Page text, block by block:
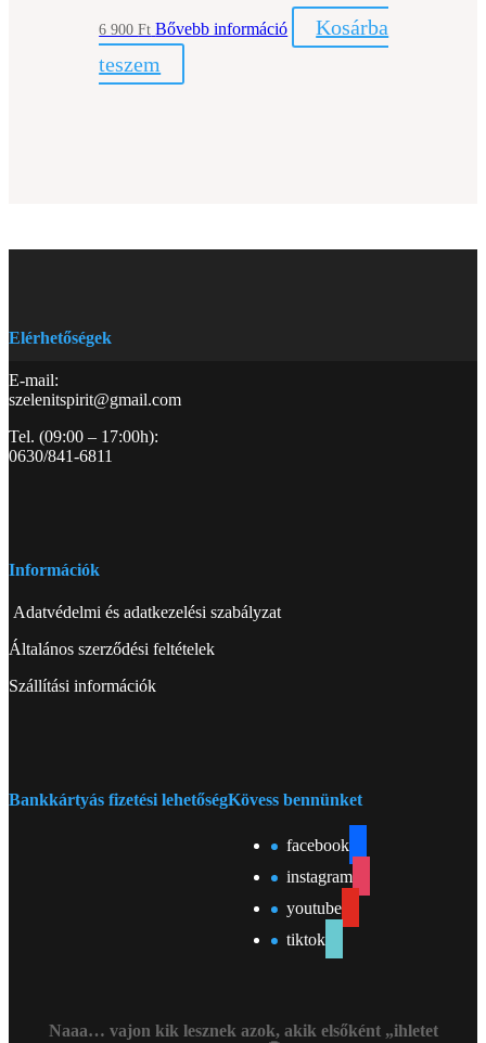
6 900Ft Bővebb információ
Kosárba
teszem
Elérhetőségek
E-mail:
szelenitspirit@gmail.com
Tel. (09:00 – 17:00h):
0630/841-6811
Információk
Adatvédelmi és adatkezelési szabályzat
Általános szerződési feltételek
Szállítási információk
Bankkártyás fizetési lehetőségKövess bennünket
facebook
instagram
youtube
tiktok
Naaa… vajon kik lesznek azok, akik elsőként „ihletet